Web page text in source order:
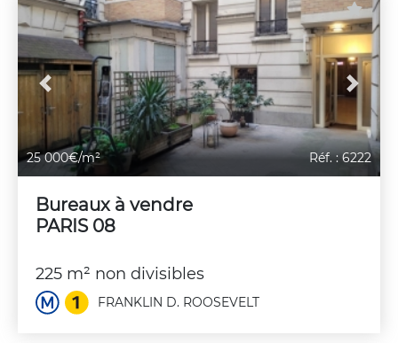
Previous Next
25 000€/m² Réf. : 6222
Bureaux à vendre
PARIS 08
225 m² non divisibles
FRANKLIN D. ROOSEVELT